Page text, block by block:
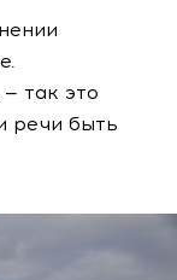
так это
речи быть